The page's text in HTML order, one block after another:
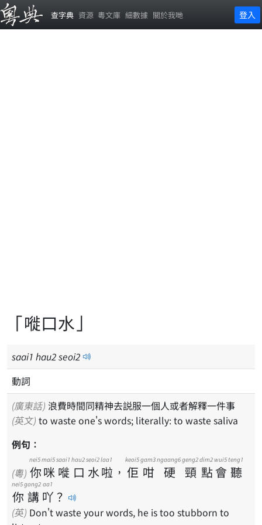
查字典 資源 粵文庫 細數據 關於我哋 登入
「嘥口水」
saai1 hau2seoi2
動詞
(廣東話) 浪費時間同精神去説服一個人或者解釋一件事
(英文) to waste one's words; literally: to waste saliva
例句：
(粵) 你
nei5
咪
mai5
嘥
saai1
口
hau2
水
seoi2
啦
laa1
， 佢
keoi5
咁
gam3
硬
ngaang6
頸
geng2
點
dim2
會
wui5
聽
teng1
你
nei5
講
gong2
吖
aa1
？
(英) Don't waste your words, he is too stubborn to